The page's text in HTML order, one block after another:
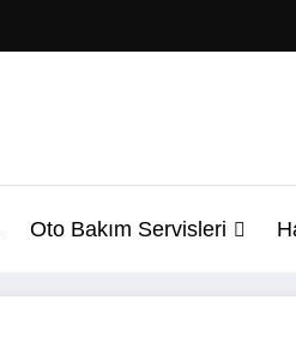
Oto Bakım Servisleri